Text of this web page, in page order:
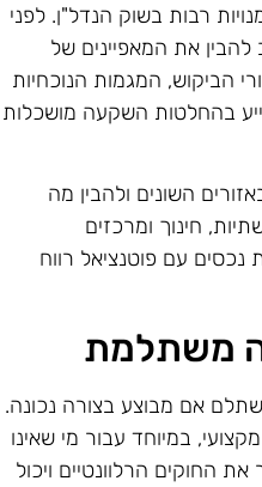
רבות בשוק הנדל"ן. לפני
את המאפיינים של
הביקוש, המגמות הנוכחיות
בהחלטות השקעה מושכלות
השונים ולהבין מה
חינוך ומרכזים
עם פוטנציאל רווח
משתלמת
אם מבוצע בצורה נכונה.
במיוחד עבור מי שאינו
החוקים הרלוונטיים ויכול